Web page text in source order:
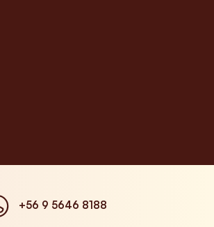
+56 9 5646 8188